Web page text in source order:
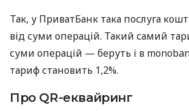
Так, у ПриватБанк така послуга
від суми операцій. Такий самий
суми операцій — беруть і в
тариф становить 1,2%.
Про QR-еквайринг